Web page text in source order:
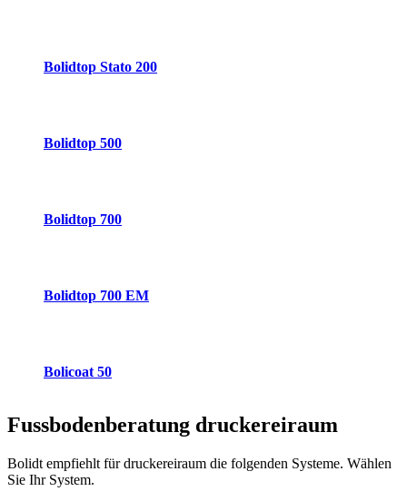
Bolidtop Stato 200
Bolidtop 500
Bolidtop 700
Bolidtop 700 EM
Bolicoat 50
Fussbodenberatung druckereiraum
Bolidt empfiehlt für druckereiraum die folgenden Systeme. Wählen
Sie Ihr System.